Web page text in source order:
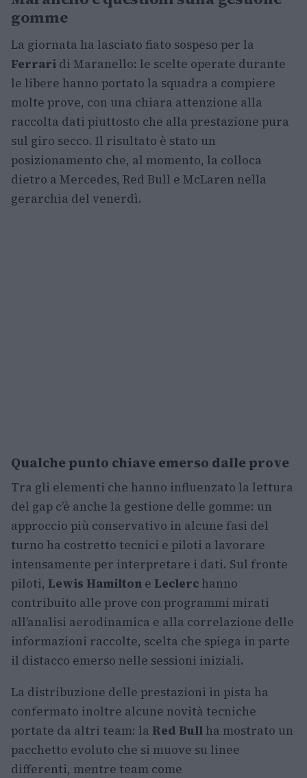
gomme
La giornata ha lasciato fiato sospeso per la
Ferrari di Maranello: le scelte operate durante
le libere hanno portato la squadra a compiere
molte prove, con una chiara attenzione alla
raccolta dati piuttosto che alla prestazione pura
sul giro secco. Il risultato è stato un
posizionamento che, al momento, la colloca
dietro a Mercedes, Red Bull e McLaren nella
gerarchia del venerdì.
Qualche punto chiave emerso dalle prove
Tra gli elementi che hanno influenzato la lettura
del gap c’è anche la gestione delle gomme: un
approccio più conservativo in alcune fasi del
turno ha costretto tecnici e piloti a lavorare
intensamente per interpretare i dati. Sul fronte
piloti, Lewis Hamilton e Leclerc hanno
contribuito alle prove con programmi mirati
all’analisi aerodinamica e alla correlazione delle
informazioni raccolte, scelta che spiega in parte
il distacco emerso nelle sessioni iniziali.
La distribuzione delle prestazioni in pista ha
confermato inoltre alcune novità tecniche
portate da altri team: la Red Bull ha mostrato un
pacchetto evoluto che si muove su linee
differenti, mentre team come